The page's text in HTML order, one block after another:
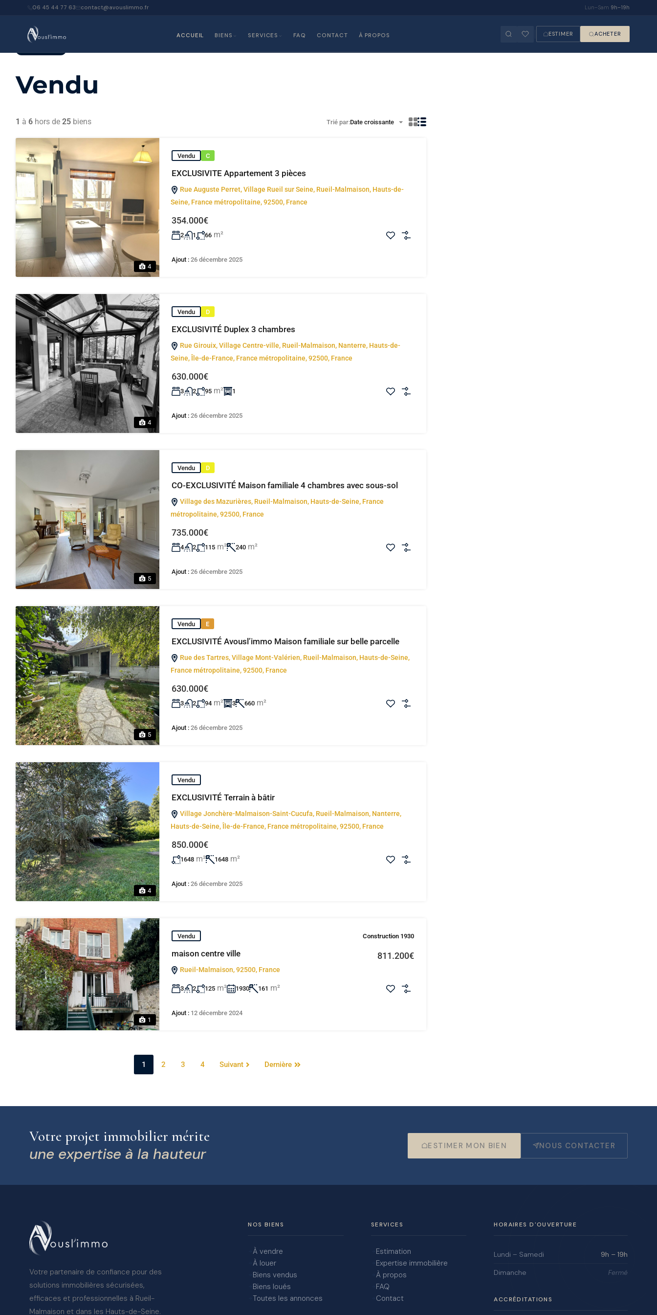
06 45 44 77 63 contact@avouslimmo.fr Lun–Sam 9h–19h
ACCUEIL BIENS SERVICES FAQ CONTACT À PROPOS ESTIMER ACHETER
Accueil
Vendu
1 à 6 hors de 25 biens Trié par:Date croissante
4
Vendu C
EXCLUSIVITE Appartement 3 pièces
Rue Auguste Perret, Village Rueil sur Seine, Rueil-Malmaison, Hauts-de-
Seine, France métropolitaine, 92500, France
354.000€
2 1 66 m²
Ajout : 26 décembre 2025
4
Vendu D
EXCLUSIVITÉ Duplex 3 chambres
Rue Girouix, Village Centre-ville, Rueil-Malmaison, Nanterre, Hauts-de-
Seine, Île-de-France, France métropolitaine, 92500, France
630.000€
3 2 95 m² 1
Ajout : 26 décembre 2025
5
Vendu D
CO-EXCLUSIVITÉ Maison familiale 4 chambres avec sous-sol
Village des Mazurières, Rueil-Malmaison, Hauts-de-Seine, France
métropolitaine, 92500, France
735.000€
4 2 115 m² 240 m²
Ajout : 26 décembre 2025
5
Vendu E
EXCLUSIVITÉ Avousl’immo Maison familiale sur belle parcelle
Rue des Tartres, Village Mont-Valérien, Rueil-Malmaison, Hauts-de-Seine,
France métropolitaine, 92500, France
630.000€
3 2 94 m² 3 660 m²
Ajout : 26 décembre 2025
4
Vendu
EXCLUSIVITÉ Terrain à bâtir
Village Jonchère-Malmaison-Saint-Cucufa, Rueil-Malmaison, Nanterre,
Hauts-de-Seine, Île-de-France, France métropolitaine, 92500, France
850.000€
1648 m² 1648 m²
Ajout : 26 décembre 2025
1
Vendu Construction 1930
maison centre ville
Rueil-Malmaison, 92500, France
811.200€
3 2 125 m² 1930 161 m²
Ajout : 12 décembre 2024
1 2 3 4 Suivant Dernière
Votre projet immobilier mérite
une expertise à la hauteur ESTIMER MON BIEN NOUS CONTACTER
Votre partenaire de confiance pour des
solutions immobilières sécurisées,
efficaces et professionnelles à Rueil-
Malmaison et dans les Hauts-de-Seine.
NOS BIENS
À vendre
À louer
Biens vendus
Biens loués
Toutes les annonces
SERVICES
Estimation
Expertise immobilière
À propos
FAQ
Contact
HORAIRES D'OUVERTURE
Lundi – Samedi 9h – 19h
Dimanche Fermé
ACCRÉDITATIONS